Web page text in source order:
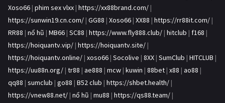
Xoso66 | phim sex vlxx | https://xx88brand.com/ |
https://sunwin19.cn.com/ | GG88 | Xoso66 | XX88 | https://rr88it.com/ |
RR88 | nổ hũ | MB66 | SC88 | https://www.fly888.club/ | hitclub | f168 |
https://hoiquantv.vip/ | https://hoiquantv.site/ |
https://hoiquantv.online/ | xoso66 | Socolive | 8XX | SumClub | HITCLUB |
https://uu88n.org/ | tr88 | ae888 | mcw | kuwin | 88bet | x88 | ao88 |
qq88 | sumclub | go88 | B52 club | https://shbet.health/ |
https://vnew88.net/ | nổ hũ | mu88 | https://qs88.team/ |